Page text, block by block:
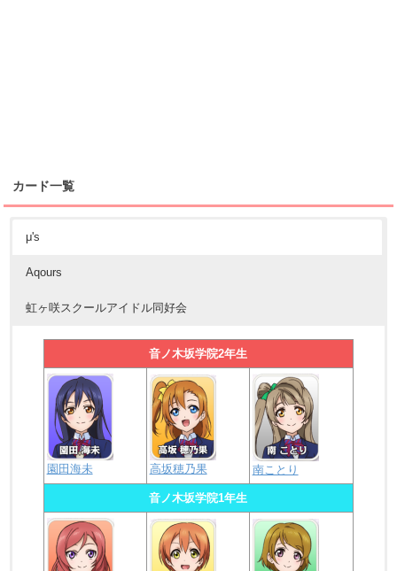
カード一覧
μ's
Aqours
虹ヶ咲スクールアイドル同好会
音ノ木坂学院2年生
園田海未 高坂穂乃果 南ことり
音ノ木坂学院1年生